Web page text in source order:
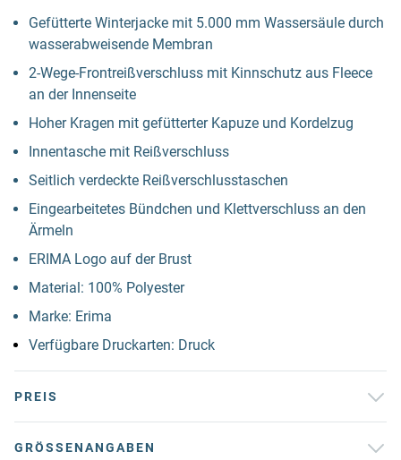
Gefütterte Winterjacke mit 5.000 mm Wassersäule durch
wasserabweisende Membran
2-Wege-Frontreißverschluss mit Kinnschutz aus Fleece
an der Innenseite
Hoher Kragen mit gefütterter Kapuze und Kordelzug
Innentasche mit Reißverschluss
Seitlich verdeckte Reißverschlusstaschen
Eingearbeitetes Bündchen und Klettverschluss an den
Ärmeln
ERIMA Logo auf der Brust
Material: 100% Polyester
Marke: Erima
Verfügbare Druckarten: Druck
PREIS
GRÖSSENANGABEN